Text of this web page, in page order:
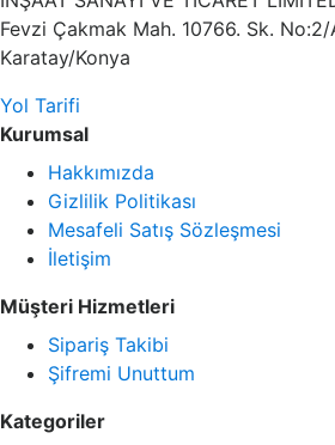
Fevzi Çakmak Mah. 10766. Sk. No:2/
Karatay/Konya
Yol Tarifi
Kurumsal
Hakkımızda
Gizlilik Politikası
Mesafeli Satış Sözleşmesi
İletişim
Müşteri Hizmetleri
Sipariş Takibi
Şifremi Unuttum
Kategoriler